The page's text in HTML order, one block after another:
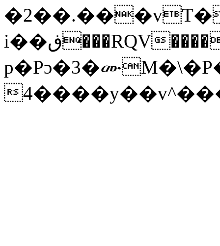
i��ڧ���RQV����0������+�<��E�dZ���u����f.%,԰D�> ?